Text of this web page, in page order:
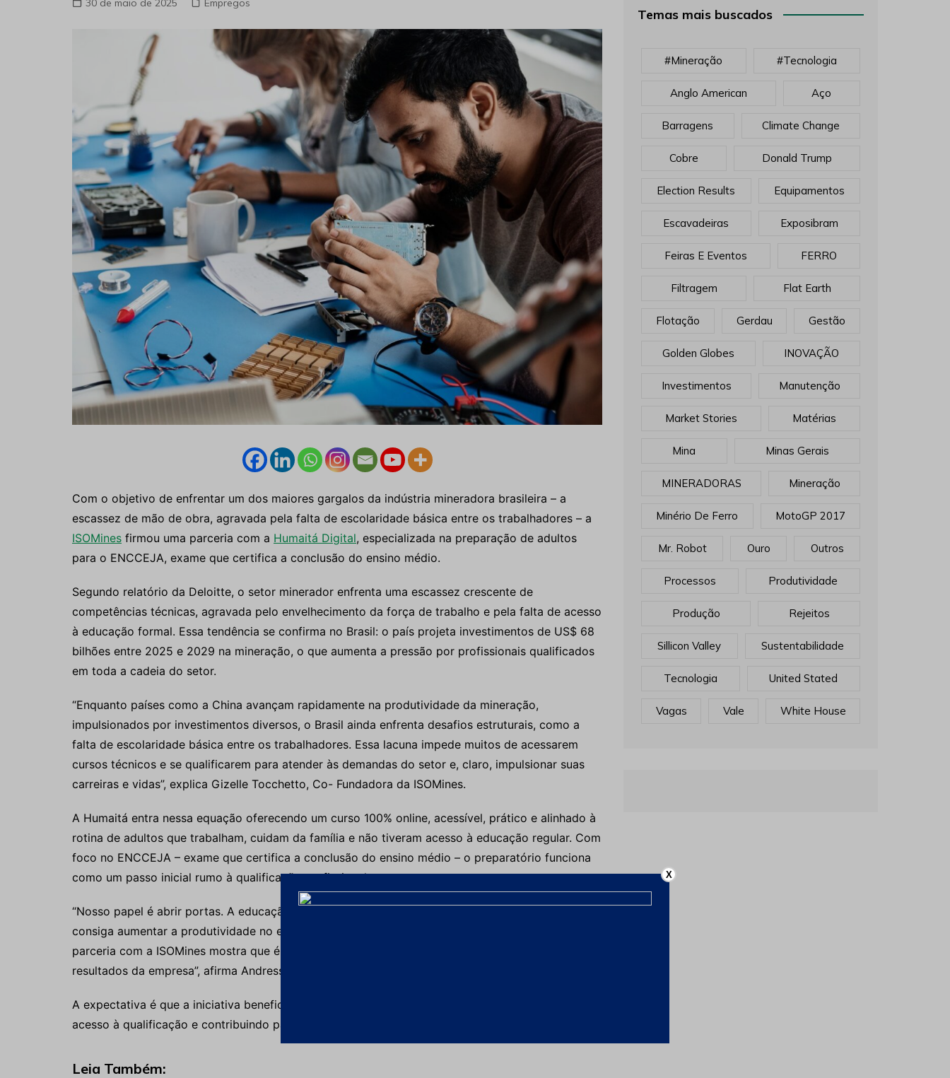
30 de maio de 2025 Empregos
Com o objetivo de enfrentar um dos maiores gargalos da indústria mineradora brasileira – a
escassez de mão de obra, agravada pela falta de escolaridade básica entre os trabalhadores – a
ISOMines firmou uma parceria com a Humaitá Digital, especializada na preparação de adultos
para o ENCCEJA, exame que certifica a conclusão do ensino médio.
Segundo relatório da Deloitte, o setor minerador enfrenta uma escassez crescente de
competências técnicas, agravada pelo envelhecimento da força de trabalho e pela falta de acesso
à educação formal. Essa tendência se confirma no Brasil: o país projeta investimentos de US$ 68
bilhões entre 2025 e 2029 na mineração, o que aumenta a pressão por profissionais qualificados
em toda a cadeia do setor.
“Enquanto países como a China avançam rapidamente na produtividade da mineração,
impulsionados por investimentos diversos, o Brasil ainda enfrenta desafios estruturais, como a
falta de escolaridade básica entre os trabalhadores. Essa lacuna impede muitos de acessarem
cursos técnicos e se qualificarem para atender às demandas do setor e, claro, impulsionar suas
carreiras e vidas”, explica Gizelle Tocchetto, Co- Fundadora da ISOMines.
A Humaitá entra nessa equação oferecendo um curso 100% online, acessível, prático e alinhado à
rotina de adultos que trabalham, cuidam da família e não tiveram acesso à educação regular. Com
foco no ENCCEJA – exame que certifica a conclusão do ensino médio – o preparatório funciona
como um passo inicial rumo à qualificação profissional.
“Nosso papel é abrir portas. A educação básica é o mínimo necessário para que qualquer pessoa
consiga aumentar a produtividade no emprego atual e acessar melhores oportunidades. Essa
parceria com a ISOMines mostra que é possível unir inovação educacional com impacto real nos
resultados da empresa”, afirma Andressa Chiara, COO Humaitá Digital.
A expectativa é que a iniciativa beneficie centenas de trabalhadores da
acesso à qualificação e contribuindo para o desenvolvimento sustentável do setor.
Leia Também:
Temas mais buscados
#mineração #tecnologia
Anglo American Aço
Barragens Climate Change
Cobre Donald Trump
Election Results Equipamentos
Escavadeiras Exposibram
Feiras E Eventos FERRO
Filtragem Flat Earth
Flotação Gerdau Gestão
Golden Globes INOVAÇÃO
Investimentos Manutenção
Market Stories Matérias
Mina Minas Gerais
MINERADORAS Mineração
Minério De Ferro MotoGP 2017
Mr. Robot Ouro Outros
Processos Produtividade
Produção Rejeitos
Sillicon Valley Sustentabilidade
Tecnologia United Stated
Vagas Vale White House
X